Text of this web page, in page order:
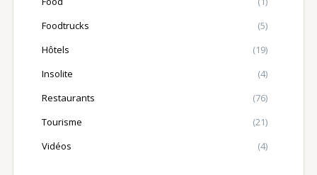
Foodtrucks
(5)
Hôtels
(19)
Insolite
(4)
Restaurants
(76)
Tourisme
(21)
Vidéos
(4)